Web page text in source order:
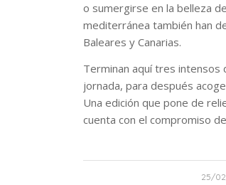
o sumergirse en la belleza
mediterránea también han
Baleares y Canarias.
Terminan aquí tres intensos
jornada, para después
Una edición que pone de
cuenta con el compromiso
25/
/